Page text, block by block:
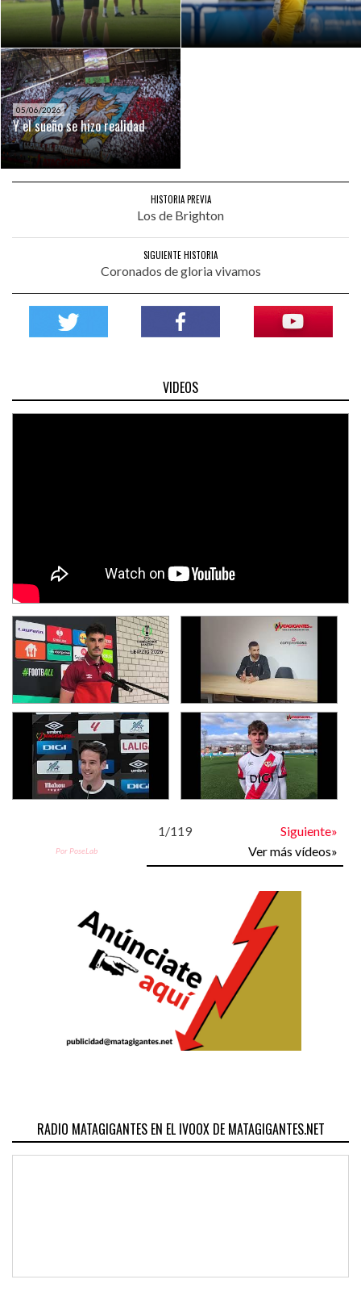
05/06/2026
Y el sueño se hizo realidad
HISTORIA PREVIA
Los de Brighton
SIGUIENTE HISTORIA
Coronados de gloria vivamos
VIDEOS
1/119 Siguiente»
Por PoseLab Ver más vídeos»
RADIO MATAGIGANTES EN EL IVOOX DE MATAGIGANTES.NET